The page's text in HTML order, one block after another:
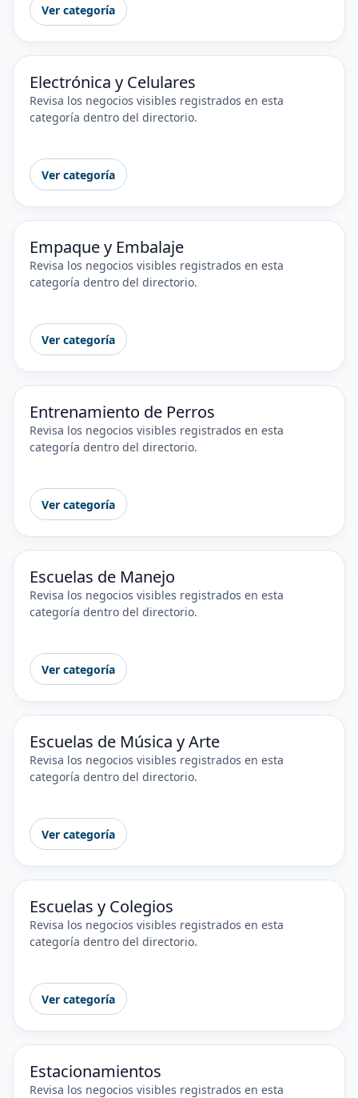
Ver categoría
Electrónica y Celulares
Revisa los negocios visibles registrados en esta
categoría dentro del directorio.
Ver categoría
Empaque y Embalaje
Revisa los negocios visibles registrados en esta
categoría dentro del directorio.
Ver categoría
Entrenamiento de Perros
Revisa los negocios visibles registrados en esta
categoría dentro del directorio.
Ver categoría
Escuelas de Manejo
Revisa los negocios visibles registrados en esta
categoría dentro del directorio.
Ver categoría
Escuelas de Música y Arte
Revisa los negocios visibles registrados en esta
categoría dentro del directorio.
Ver categoría
Escuelas y Colegios
Revisa los negocios visibles registrados en esta
categoría dentro del directorio.
Ver categoría
Estacionamientos
Revisa los negocios visibles registrados en esta